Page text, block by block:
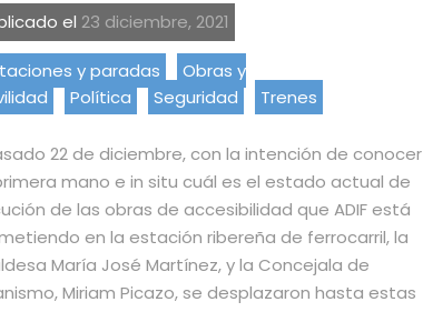
el 23 diciembre, 2021
y paradas
Obras y
Política Seguridad Trenes
22 de diciembre, con la intención de conocer
mano e in situ cuál es el estado actual de
de las obras de accesibilidad que ADIF está
en la estación ribereña de ferrocarril, la
María José Martínez, y la Concejala de
Miriam Picazo, se desplazaron hasta estas